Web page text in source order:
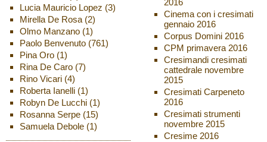
Lucia Mauricio Lopez (3)
Mirella De Rosa(2)
Olmo Manzano(1)
Paolo Benvenuto(761)
Pina Oro(1)
Rina De Caro(7)
Rino Vicari(4)
Roberta Ianelli(1)
Robyn De Lucchi(1)
Rosanna Serpe(15)
Samuela Debole(1)
2016
Cinema con i cresimati
gennaio 2016
Corpus Domini 2016
CPM primavera 2016
Cresimandi cresimati
cattedrale novembre
2015
Cresimati Carpeneto
2016
Cresimati strumenti
novembre 2015
Cresime 2016